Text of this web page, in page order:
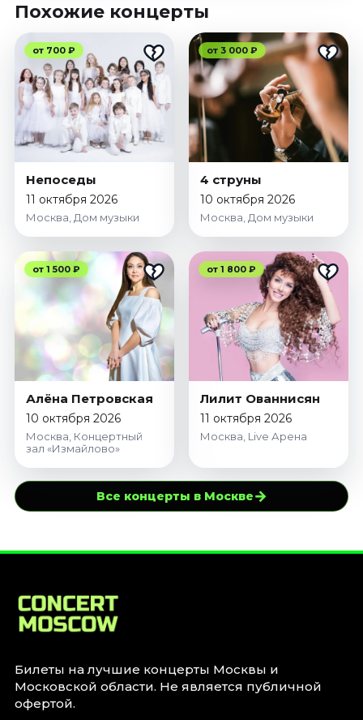
Похожие концерты
от 700 ₽
Непоседы
11 октября 2026
Москва, Дом музыки
от 3 000 ₽
4 струны
10 октября 2026
Москва, Дом музыки
от 1 500 ₽
Алёна Петровская
10 октября 2026
Москва, Концертный
зал «Измайлово»
от 1 800 ₽
Лилит Ованнисян
11 октября 2026
Москва, Live Арена
Все концерты в Москве→
Билеты на лучшие концерты Москвы и
Московской области. Не является публичной
офертой.